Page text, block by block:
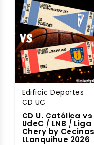
Edificio Deportes
CD UC
CD U. Católica vs
UdeC / LNB / Liga
Chery by Cecinas
LLanquihue 2026